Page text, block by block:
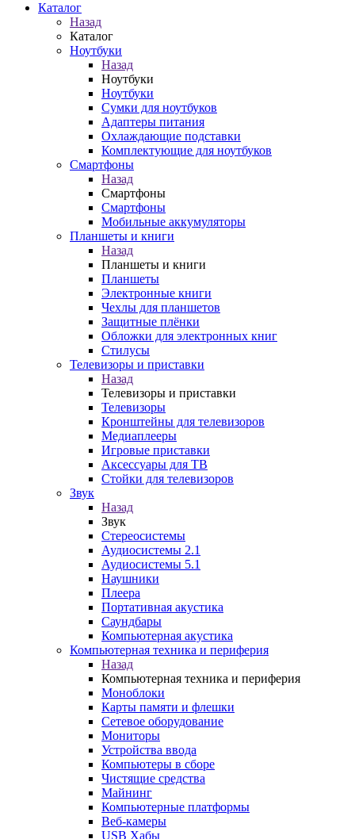
Каталог
Назад
Каталог
Ноутбуки
Назад
Ноутбуки
Ноутбуки
Сумки для ноутбуков
Адаптеры питания
Охлаждающие подставки
Комплектующие для ноутбуков
Смартфоны
Назад
Смартфоны
Смартфоны
Мобильные аккумуляторы
Планшеты и книги
Назад
Планшеты и книги
Планшеты
Электронные книги
Чехлы для планшетов
Защитные плёнки
Обложки для электронных книг
Стилусы
Телевизоры и приставки
Назад
Телевизоры и приставки
Телевизоры
Кронштейны для телевизоров
Медиаплееры
Игровые приставки
Аксессуары для ТВ
Стойки для телевизоров
Звук
Назад
Звук
Стереосистемы
Аудиосистемы 2.1
Аудиосистемы 5.1
Наушники
Плеера
Портативная акустика
Саундбары
Компьютерная акустика
Компьютерная техника и периферия
Назад
Компьютерная техника и периферия
Моноблоки
Карты памяти и флешки
Сетевое оборудование
Мониторы
Устройства ввода
Компьютеры в сборе
Чистящие средства
Майнинг
Компьютерные платформы
Веб-камеры
USB Хабы